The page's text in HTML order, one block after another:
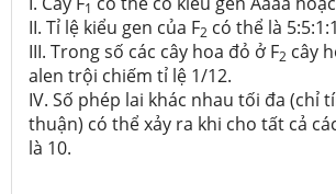
1
II. Tỉ lệ kiểu gen của F2 có thể là
III. Trong số các cây hoa đỏ ở F2 cây
alen trội chiếm tỉ lệ 1/12.
IV. Số phép lai khác nhau tối đa (chỉ
thuận) có thể xảy ra khi cho tất cả
là 10.